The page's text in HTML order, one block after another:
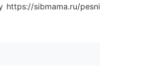
https://sibmama.ru/pesni